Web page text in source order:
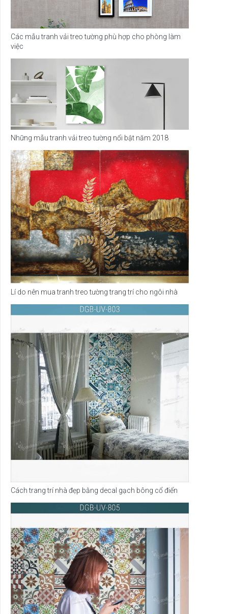
Các mẫu tranh vải treo tường phù hợp cho phòng làm
việc
Những mẫu tranh vải treo tường nổi bật năm 2018
Lí do nên mua tranh treo tường trang trí cho ngôi nhà
Cách trang trí nhà đẹp bằng decal gạch bông cổ điển